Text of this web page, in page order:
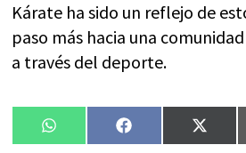
Kárate ha sido un reflejo de
paso más hacia una
a través del deporte.
Compartir
WhatsAppCompartir
FacebookX